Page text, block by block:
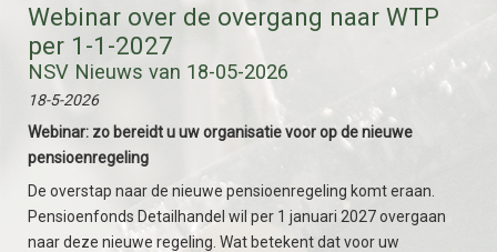
Webinar over de overgang naar WTP
per 1-1-2027
NSV Nieuws van 18-05-2026
18-5-2026
Webinar: zo bereidt u uw organisatie voor op de nieuwe
pensioenregeling
De overstap naar de nieuwe pensioenregeling komt eraan.
Pensioenfonds Detailhandel wil per 1 januari 2027 overgaan
naar deze nieuwe regeling. Wat betekent dat voor uw